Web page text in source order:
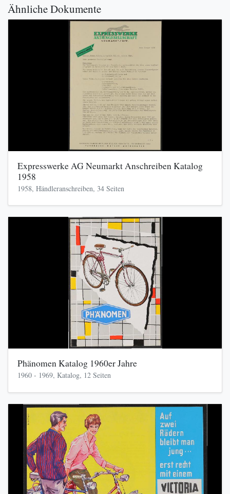
Ähnliche Dokumente
Expresswerke AG Neumarkt Anschreiben Katalog
1958
1958, Händleranschreiben, 34 Seiten
Phänomen Katalog 1960er Jahre
1960 - 1969, Katalog, 12 Seiten